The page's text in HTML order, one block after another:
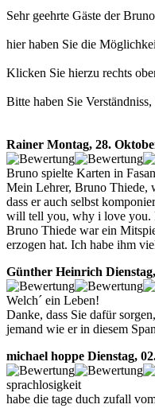
Sehr geehrte Gäste der
hier haben Sie die
Klicken Sie hierzu rechts
Bitte haben Sie
Rainer Montag, 28.
Bruno spielte Karten in
Mein Lehrer, Bruno Thiede,
dass er auch selbst
will tell you, why i love you.
Bruno Thiede war ein
erzogen hat. Ich habe ihm
Günther Heinrich
Welch´ ein Leben!
Danke, dass Sie dafür
jemand wie er in diesem
michael hoppe Dienstag,
sprachlosigkeit
habe die tage duch zufall